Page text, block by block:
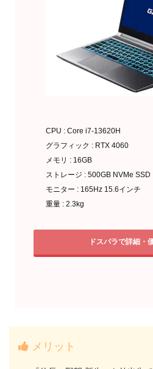
CPU : Core i7-13620H
グラフィック : RTX 4060
メモリ : 16GB
ストレージ : 500GB NVMe SSD
モニター : 165Hz 15.6インチ
重量 : 2.3kg
ドスパラで詳細・
メリット